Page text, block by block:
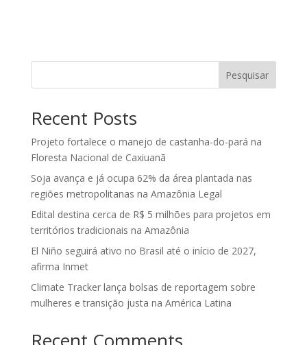
Pesquisar
Recent Posts
Projeto fortalece o manejo de castanha-do-pará na
Floresta Nacional de Caxiuanã
Soja avança e já ocupa 62% da área plantada nas
regiões metropolitanas na Amazônia Legal
Edital destina cerca de R$ 5 milhões para projetos em
territórios tradicionais na Amazônia
El Niño seguirá ativo no Brasil até o início de 2027,
afirma Inmet
Climate Tracker lança bolsas de reportagem sobre
mulheres e transição justa na América Latina
Recent Comments